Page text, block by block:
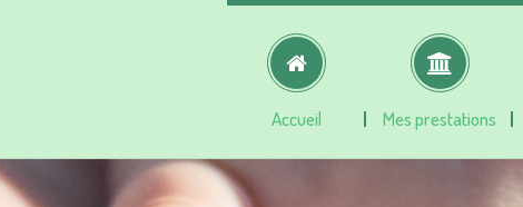
Accueil Mes prestations